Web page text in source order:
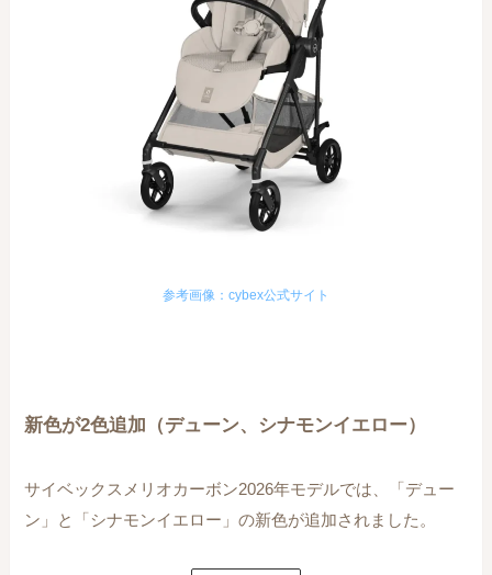
参考画像：cybex公式サイト
新色が2色追加（デューン、シナモンイエロー）
サイベックスメリオカーボン2026年モデルでは、「デュー
ン」と「シナモンイエロー」の新色が追加されました。